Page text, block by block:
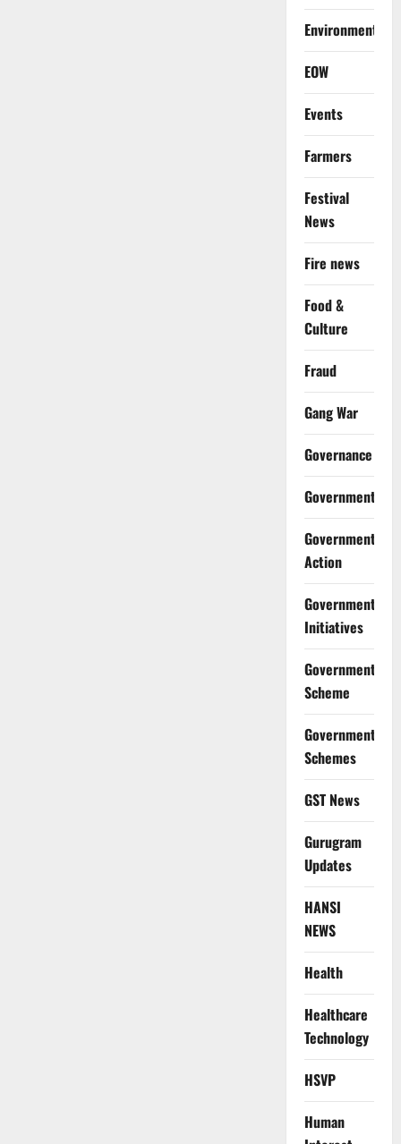
Environment
EOW
Events
Farmers
Festival
News
Fire news
Food &
Culture
Fraud
Gang War
Governance
Government
Government
Action
Government
Initiatives
Government
Scheme
Government
Schemes
GST News
Gurugram
Updates
HANSI
NEWS
Health
Healthcare
Technology
HSVP
Human